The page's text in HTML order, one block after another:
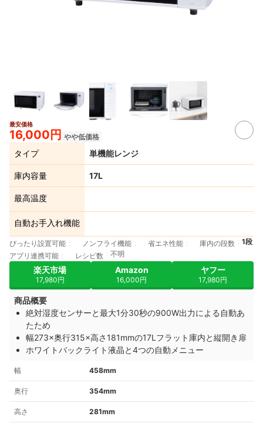
最安価格
16,000円 やや低価格
タイプ 単機能レンジ
庫内容量 17L
最高温度
自動お手入れ機能
ぴったり設置可能 ノンフライ機能 省エネ性能 庫内の段数
1段
アプリ連携可能
レシピ数 不明
楽天市場
17,980円
Amazon
16,000円
ヤフー
17,980円
商品概要
絶対湿度センサーと最大1分30秒の900W出力による自動あ
たため
幅273×奥行315×高さ181mmの17Lフラット庫内と縦開き扉
ホワイトバックライト液晶と4つの自動メニュー
幅 458mm
奥行 354mm
高さ 281mm